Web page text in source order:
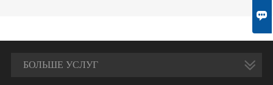
БОЛЬШЕ УСЛУГ
